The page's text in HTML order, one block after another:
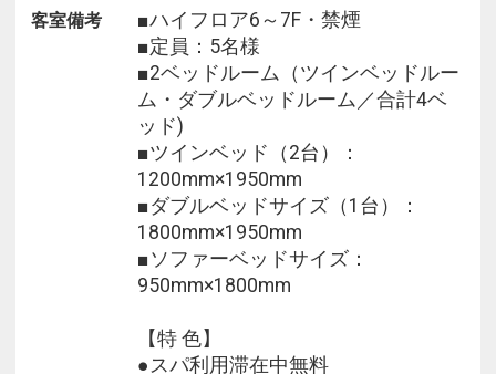
※駐車場は有料です（1泊あたり1000円、上限3000
円 ※4泊以上は3000円となります）
※2025年4月以降「早期割プラン」4連泊以上特典
での『E-Card』提供は廃止となります。
客室備考
■ハイフロア6～7F・禁煙
■定員：5名様
■2ベッドルーム（ツインベッドルー
ム・ダブルベッドルーム／合計4ベ
ッド)
■ツインベッド（2台）：
1200mm×1950mm
■ダブルベッドサイズ（1台）：
1800mm×1950mm
■ソファーベッドサイズ：
950mm×1800mm
【特 色】
●スパ利用滞在中無料